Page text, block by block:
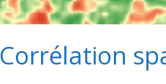
Corrélation